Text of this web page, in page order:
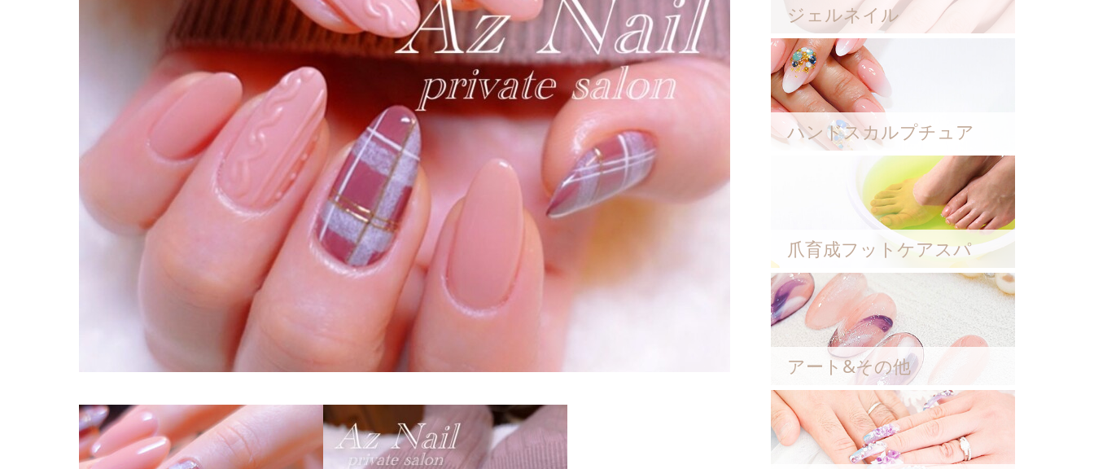
ジェルネイル
ハンドスカルプチュア
爪育成フットケアスパ
アート&その他